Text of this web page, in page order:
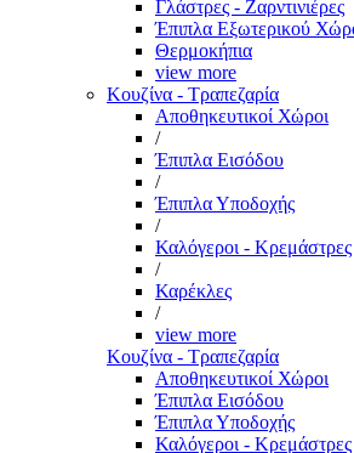
Γλάστρες - Ζαρντινιέρες
Έπιπλα Εξωτερικού
Θερμοκήπια
view more
Κουζίνα - Τραπεζαρία
Αποθηκευτικοί Χώροι
/
Έπιπλα Εισόδου
/
Έπιπλα Υποδοχής
/
Καλόγεροι - Κρεμάστρες
/
Καρέκλες
/
view more
Κουζίνα - Τραπεζαρία
Αποθηκευτικοί Χώροι
Έπιπλα Εισόδου
Έπιπλα Υποδοχής
Καλόγεροι - Κρεμάστρες